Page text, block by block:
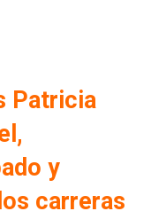
Patricia
y
carreras